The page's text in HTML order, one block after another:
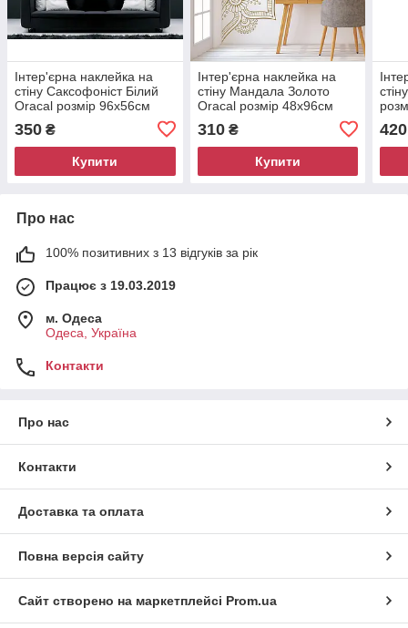
Інтер'єрна наклейка на
стіну Саксофоніст Білий
Oracal розмір 96x56см
350 ₴
Купити
Інтер'єрна наклейка на
стіну Мандала Золото
Oracal розмір 48х96см
310₴
Купити
420
Про нас
100% позитивних з 13 відгуків за рік
Працює з 19.03.2019
м. Одеса
Одеса, Україна
Контакти
Про нас
Контакти
Доставка та оплата
Повна версія сайту
Сайт створено на маркетплейсі Prom.ua